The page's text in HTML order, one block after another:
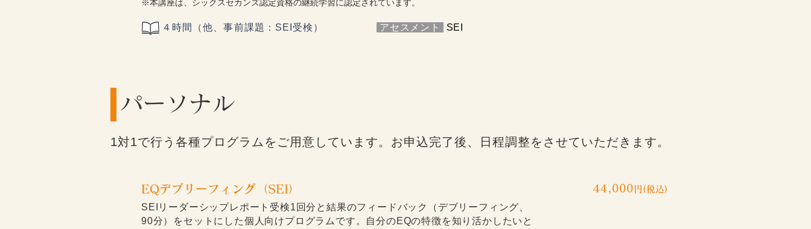
※本講座は、シックスセカンズ認定資格の継続学習に認定されています。
４時間（他、事前課題：SEI受検） アセスメント SEI
​パーソナル
1対1で行う各種プログラムをご用意しています。お申込完了後、日程調整をさせていただきます。
EQデブリーフィング（SEI）
SEIリーダーシップレポート受検1回分と結果のフィードバック（デブリーフィング、
90分）をセットにした個人向けプログラムです。自分のEQの特徴を知り活かしたいと
44,000 円(税込)